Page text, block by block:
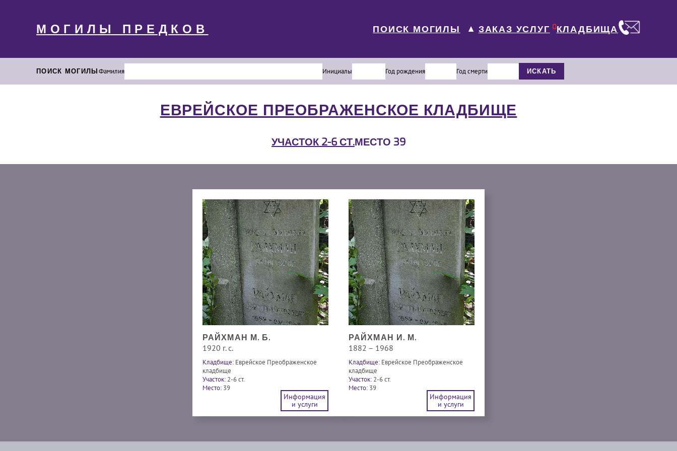
МОГИЛЫ ПРЕДКОВ ПОИСК МОГИЛЫ ▼ ЗАКАЗ УСЛУГ 0КЛАДБИЩА
ПОИСК МОГИЛЫФамилия Инициалы Год рождения Год смерти ИСКАТЬ
ЕВРЕЙСКОЕ ПРЕОБРАЖЕНСКОЕ КЛАДБИЩЕ
УЧАСТОК 2-6 СТ.МЕСТО 39
РАЙХМАН М. Б.
1920 г. с.
Кладбище: Еврейское Преображенское
кладбище
Участок: 2-6 ст.
Место: 39
Информация
и услуги
РАЙХМАН И. М.
1882 – 1968
Кладбище: Еврейское Преображенское
кладбище
Участок: 2-6 ст.
Место: 39
Информация
и услуги